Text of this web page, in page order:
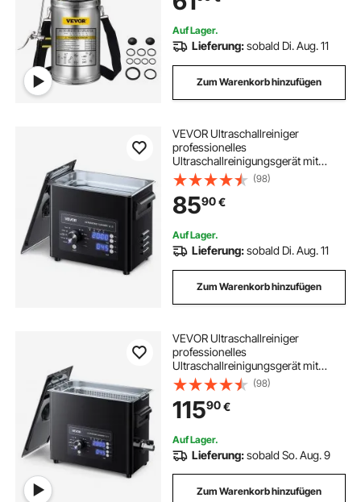
Fahrzeugreinigung, Teppichreinig
Auf Lager.
Lieferung:sobald Di. Aug. 11
Zum Warenkorb hinzufügen
VEVOR Ultraschallreiniger
professionelles
Ultraschallreinigungsgerät mit
Drehknopfsteuerung 3 L,
Reinigungsgerät mit Korb &
Reinigungskugel, Ultraschallgerät
für Uhren Rasierer Schmuck
Münzen
(98)
8590€
Auf Lager.
Lieferung:sobald Di. Aug. 11
Zum Warenkorb hinzufügen
VEVOR Ultraschallreiniger
professionelles
Ultraschallreinigungsgerät mit
Drehknopfsteuerung 6 L,
Reinigungsgerät mit Korb &
Reinigungskugel, Ultraschallgerät
für Uhren Rasierer Schmuck
Münzen
(98)
11590€
Auf Lager.
Lieferung:sobald So. Aug. 9
Zum Warenkorb hinzufügen